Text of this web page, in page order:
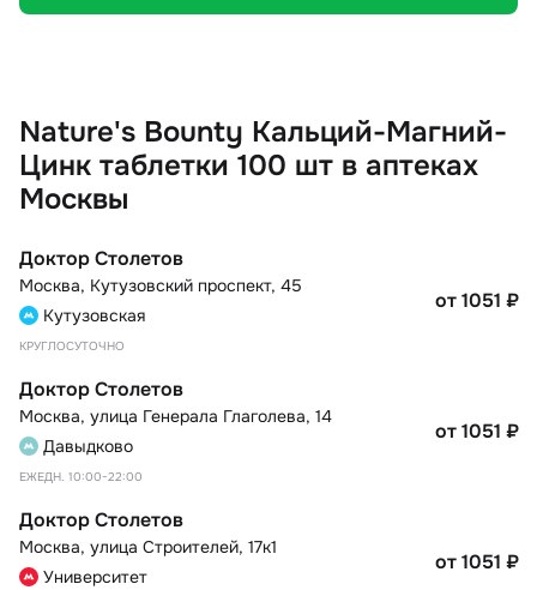
Nature's Bounty Кальций-Магний-
Цинк таблетки 100 шт в аптеках
Москвы
Доктор Столетов
Москва, Кутузовский проспект, 45
Кутузовская
КРУГЛОСУТОЧНО
от 1051 ₽
Доктор Столетов
Москва, улица Генерала Глаголева, 14
Давыдково
ЕЖЕДН. 10:00-22:00
от 1051 ₽
Доктор Столетов
Москва, улица Строителей, 17к1
Университет
от 1051 ₽